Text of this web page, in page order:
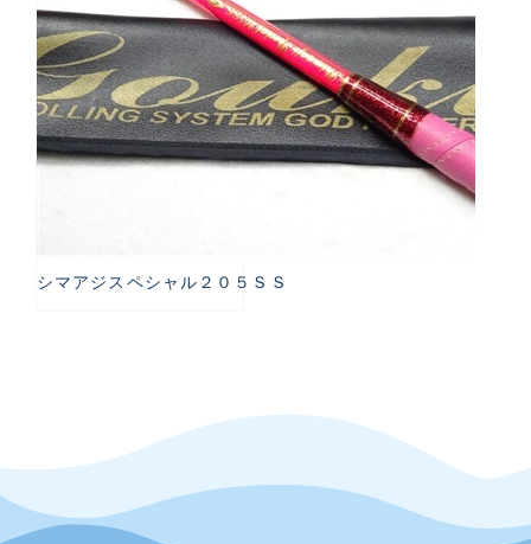
シマアジスペシャル２０５ＳＳ